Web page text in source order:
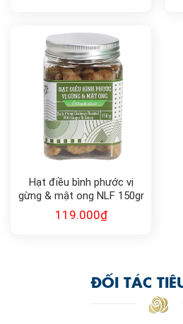
Hạt điều bình phước vị
gừng & mật ong NLF 150gr
119.000₫
ĐỐI TÁC